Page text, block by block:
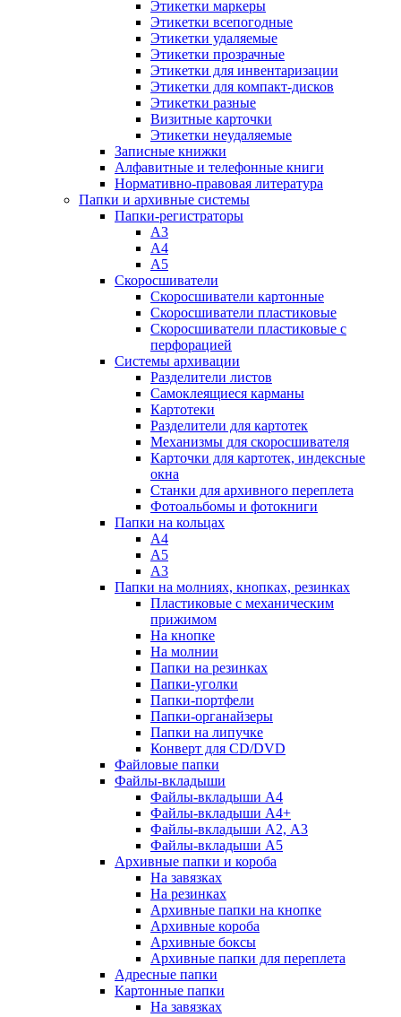
Этикетки маркеры
Этикетки всепогодные
Этикетки удаляемые
Этикетки прозрачные
Этикетки для инвентаризации
Этикетки для компакт-дисков
Этикетки разные
Визитные карточки
Этикетки неудаляемые
Записные книжки
Алфавитные и телефонные книги
Нормативно-правовая литература
Папки и архивные системы
Папки-регистраторы
А3
А4
А5
Скоросшиватели
Скоросшиватели картонные
Скоросшиватели пластиковые
Скоросшиватели пластиковые с
перфорацией
Системы архивации
Разделители листов
Самоклеящиеся карманы
Картотеки
Разделители для картотек
Механизмы для скоросшивателя
Карточки для картотек, индексные
окна
Станки для архивного переплета
Фотоальбомы и фотокниги
Папки на кольцах
А4
А5
А3
Папки на молниях, кнопках, резинках
Пластиковые с механическим
прижимом
На кнопке
На молнии
Папки на резинках
Папки-уголки
Папки-портфели
Папки-органайзеры
Папки на липучке
Конверт для CD/DVD
Файловые папки
Файлы-вкладыши
Файлы-вкладыши А4
Файлы-вкладыши А4+
Файлы-вкладыши А2, А3
Файлы-вкладыши А5
Архивные папки и короба
На завязках
На резинках
Архивные папки на кнопке
Архивные короба
Архивные боксы
Архивные папки для переплета
Адресные папки
Картонные папки
На завязках